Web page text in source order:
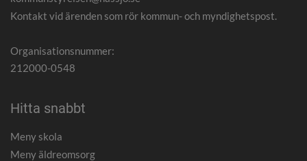
Kontakt vid ärenden som rör kommun- och myndighetspost.
Organisationsnummer:
212000-0548
Hitta snabbt
Meny skola
Meny äldreomsorg